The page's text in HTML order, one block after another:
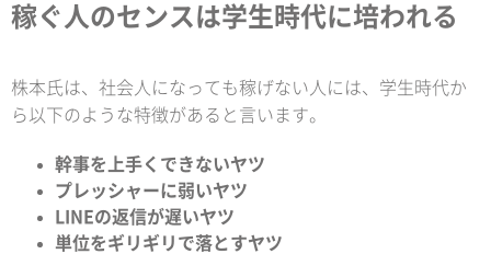
稼ぐ人のセンスは学生時代に培われる
株本氏は、社会人になっても稼げない人には、学生時代か
ら以下のような特徴があると言います。
幹事を上手くできないヤツ
プレッシャーに弱いヤツ
LINEの返信が遅いヤツ
単位をギリギリで落とすヤツ